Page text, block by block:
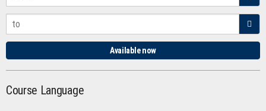
Available now
Course Language